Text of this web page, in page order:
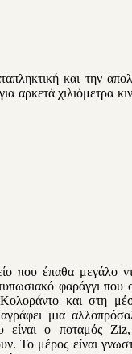
και την
αρκετά χιλιόμετρα
που έπαθα μεγάλο
φαράγγι που
και στη
μια
είναι ο ποταμός
To μέρος είναι